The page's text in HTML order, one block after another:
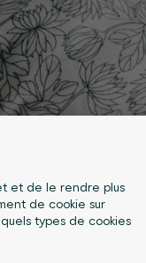
et de le rendre plus
de cookie sur
types de cookies